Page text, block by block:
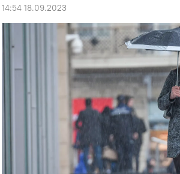
14:54 18.09.2023